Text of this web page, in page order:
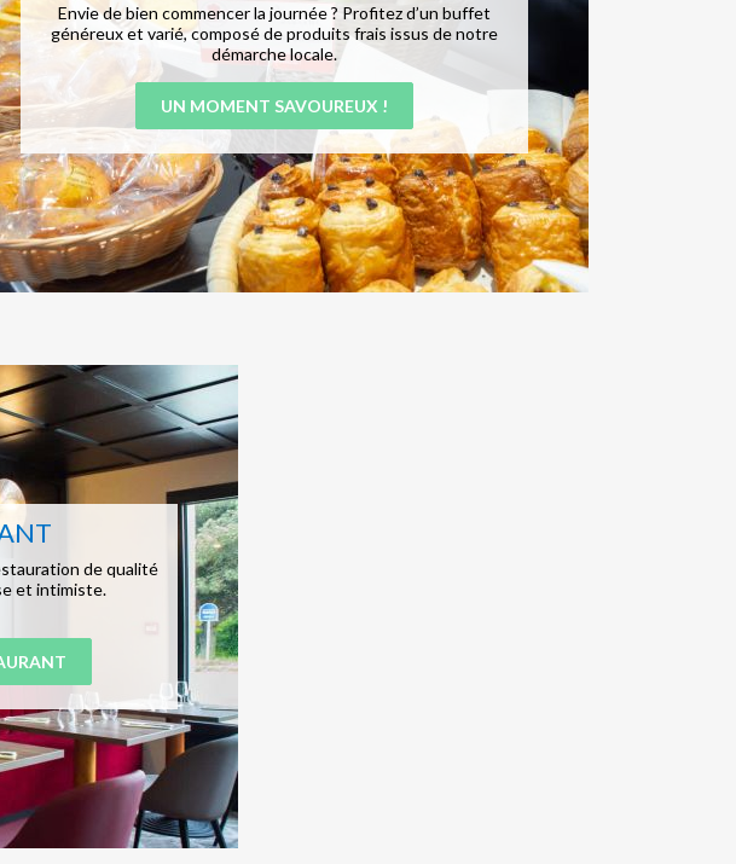
Envie de bien commencer la journée ? Profitez d’un buffet
généreux et varié, composé de produits frais issus de notre
démarche locale.
UN MOMENT SAVOUREUX !
de qualité
et intimiste.